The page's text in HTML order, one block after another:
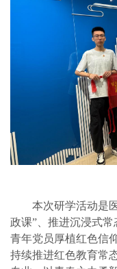
本次研学活动是
政课”、推进沉浸式
青年党员厚植红色信
持续推进红色教育常